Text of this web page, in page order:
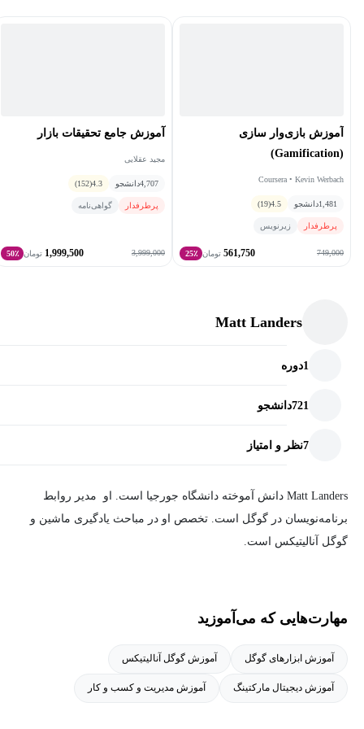
آموزش بازی‌وار سازی
(Gamification)
Coursera • Kevin Werbach
1,481دانشجو 4.5
(19)
پرطرفدار زیرنویس
749,000
561,750 تومان 25٪
آموزش جامع تحقیقات بازار
مجید عقلایی
4,707دانشجو 4.3
(152)
پرطرفدار گواهی‌نامه
3,999,000
1,999,500 تومان 50٪
Matt Landers
1دوره
721دانشجو
7نظر و امتیاز
Matt Landers دانش آموخته دانشگاه جورجیا است. او مدیر روابط
برنامه‌نویسان در گوگل است. تخصص او در مباحث یادگیری ماشین و
گوگل آنالیتیکس است.
مهارت‌هایی که می‌آموزید
آموزش ابزارهای گوگل آموزش گوگل آنالیتیکس
آموزش دیجیتال مارکتینگ آموزش مدیریت و کسب و کار